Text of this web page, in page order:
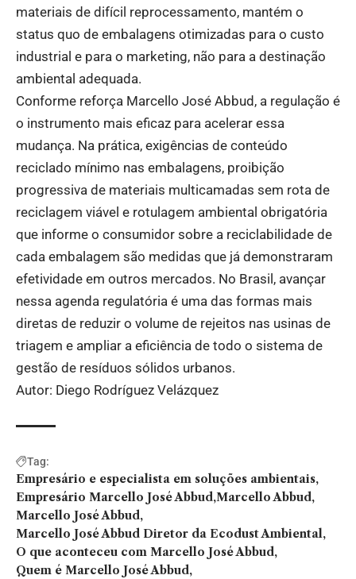
materiais de difícil reprocessamento, mantém o
status quo de embalagens otimizadas para o custo
industrial e para o marketing, não para a destinação
ambiental adequada.
Conforme reforça Marcello José Abbud, a regulação é
o instrumento mais eficaz para acelerar essa
mudança. Na prática, exigências de conteúdo
reciclado mínimo nas embalagens, proibição
progressiva de materiais multicamadas sem rota de
reciclagem viável e rotulagem ambiental obrigatória
que informe o consumidor sobre a reciclabilidade de
cada embalagem são medidas que já demonstraram
efetividade em outros mercados. No Brasil, avançar
nessa agenda regulatória é uma das formas mais
diretas de reduzir o volume de rejeitos nas usinas de
triagem e ampliar a eficiência de todo o sistema de
gestão de resíduos sólidos urbanos.
Autor: Diego Rodríguez Velázquez
Tag:
Empresário e especialista em soluções ambientais
Empresário Marcello José Abbud Marcello Abbud
Marcello José Abbud
Marcello José Abbud Diretor da Ecodust Ambiental
O que aconteceu com Marcello José Abbud
Quem é Marcello José Abbud